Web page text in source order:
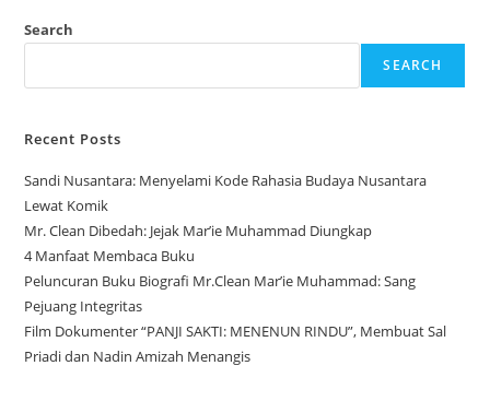
Search
SEARCH
Recent Posts
Sandi Nusantara: Menyelami Kode Rahasia Budaya Nusantara
Lewat Komik
Mr. Clean Dibedah: Jejak Mar’ie Muhammad Diungkap
4 Manfaat Membaca Buku
Peluncuran Buku Biografi Mr.Clean Mar’ie Muhammad: Sang
Pejuang Integritas
Film Dokumenter “PANJI SAKTI: MENENUN RINDU”, Membuat Sal
Priadi dan Nadin Amizah Menangis